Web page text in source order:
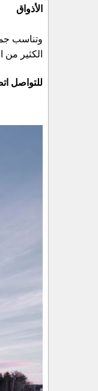
الأذواق
وتناسب
الكثير من
للتواصل